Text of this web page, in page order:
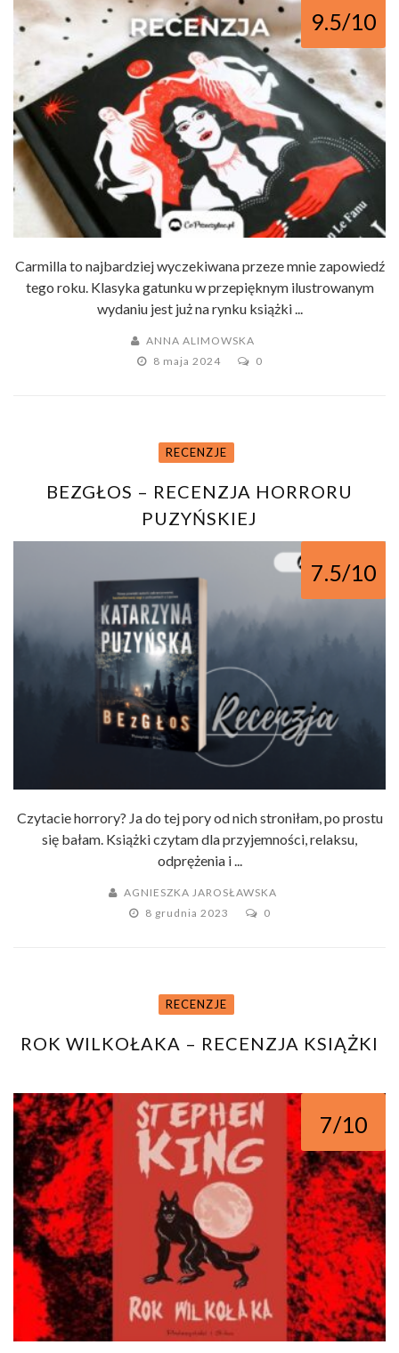
9.5/10
Carmilla to najbardziej wyczekiwana przeze mnie zapowiedź
tego roku. Klasyka gatunku w przepięknym ilustrowanym
wydaniu jest już na rynku książki ...
ANNA ALIMOWSKA
8 maja 2024
0
RECENZJE
BEZGŁOS – RECENZJA HORRORU
PUZYŃSKIEJ
7.5/10
Czytacie horrory? Ja do tej pory od nich stroniłam, po prostu
się bałam. Książki czytam dla przyjemności, relaksu,
odprężenia i ...
AGNIESZKA JAROSŁAWSKA
8 grudnia 2023
0
RECENZJE
ROK WILKOŁAKA – RECENZJA KSIĄŻKI
7/10